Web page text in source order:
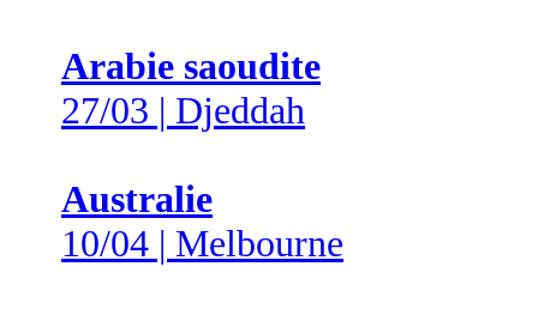
Arabie saoudite
27/03 | Djeddah
Australie
10/04 | Melbourne